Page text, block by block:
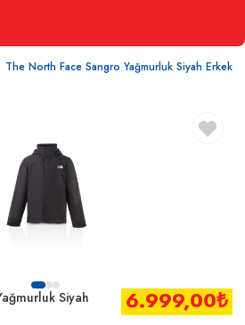
The North Face Sangro Yağmurluk Siyah Erkek
Siyah
6.999,00₺